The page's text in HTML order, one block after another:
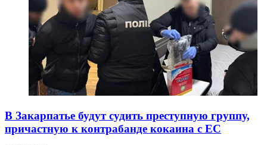
В Закарпатье будут судить преступную группу,
причастную к контрабанде кокаина с ЕС